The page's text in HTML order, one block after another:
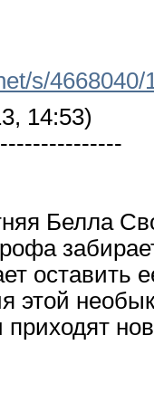
s/
14:53)
Белла
оставить
этой
приходят